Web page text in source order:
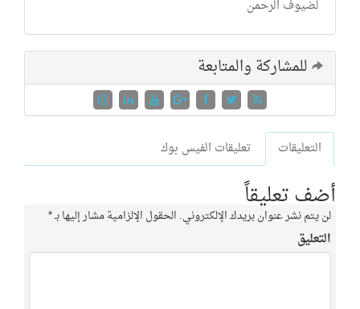
لضيوف الرحمن
للمشاركة والمتابعة
التعليقات تعليقات الفيس بوك
أضف تعليقاً
لن يتم نشر عنوان بريدك الإلكتروني. الحقول الإلزامية مشار إليها بـ*
التعليق